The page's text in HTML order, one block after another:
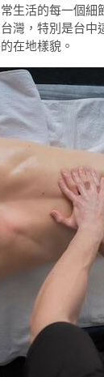
生活的每一個
灣，特別是台
在地樣貌。